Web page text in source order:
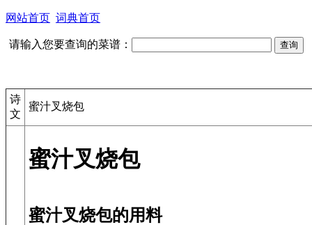
网站首页 词典首页
请输入您要查询的菜谱：
诗
文
蜜汁叉烧包
蜜汁叉烧包
蜜汁叉烧包的用料